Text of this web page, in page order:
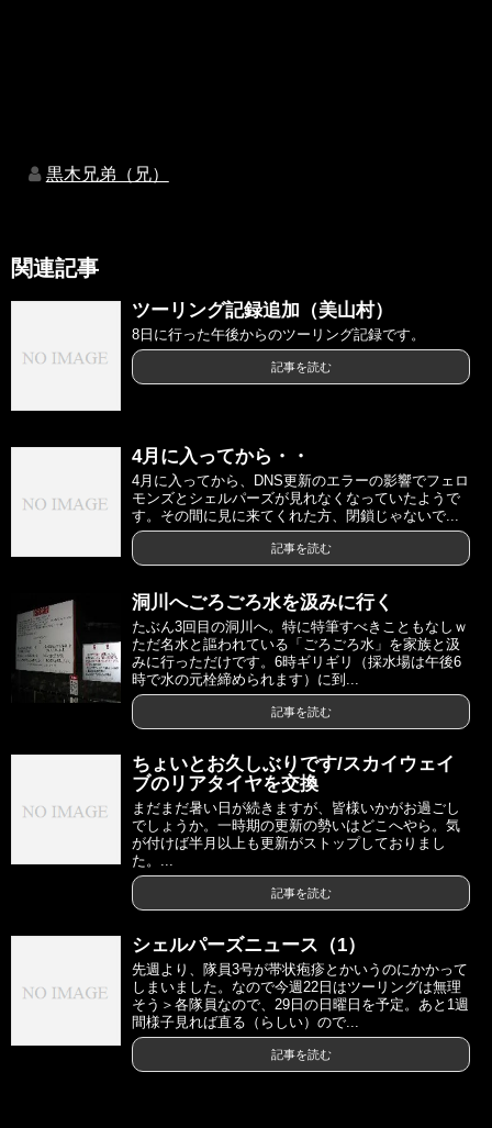
黒木兄弟（兄）
関連記事
ツーリング記録追加（美山村）
8日に行った午後からのツーリング記録です。
記事を読む
4月に入ってから・・
4月に入ってから、DNS更新のエラーの影響でフェロ
モンズとシェルパーズが見れなくなっていたようで
す。その間に見に来てくれた方、閉鎖じゃないで...
記事を読む
洞川へごろごろ水を汲みに行く
たぶん3回目の洞川へ。特に特筆すべきこともなしｗ
ただ名水と謳われている「ごろごろ水」を家族と汲
みに行っただけです。6時ギリギリ（採水場は午後6
時で水の元栓締められます）に到...
記事を読む
ちょいとお久しぶりです/スカイウェイ
ブのリアタイヤを交換
まだまだ暑い日が続きますが、皆様いかがお過ごし
でしょうか。一時期の更新の勢いはどこへやら。気
が付けば半月以上も更新がストップしておりまし
た。...
記事を読む
シェルパーズニュース（1）
先週より、隊員3号が帯状疱疹とかいうのにかかって
しまいました。なので今週22日はツーリングは無理
そう＞各隊員なので、29日の日曜日を予定。あと1週
間様子見れば直る（らしい）ので...
記事を読む